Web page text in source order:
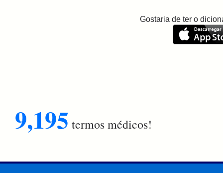
Gostaria de ter o
9,195 termos médicos!